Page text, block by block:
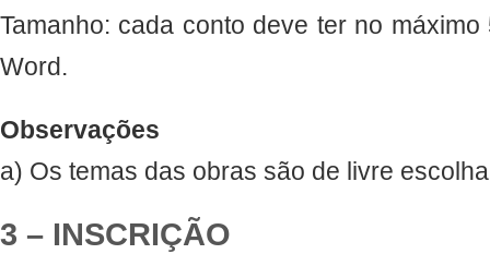
Tamanho: cada conto deve ter no
Word.
Observações
a) Os temas das obras são de livre
3 – INSCRIÇÃO